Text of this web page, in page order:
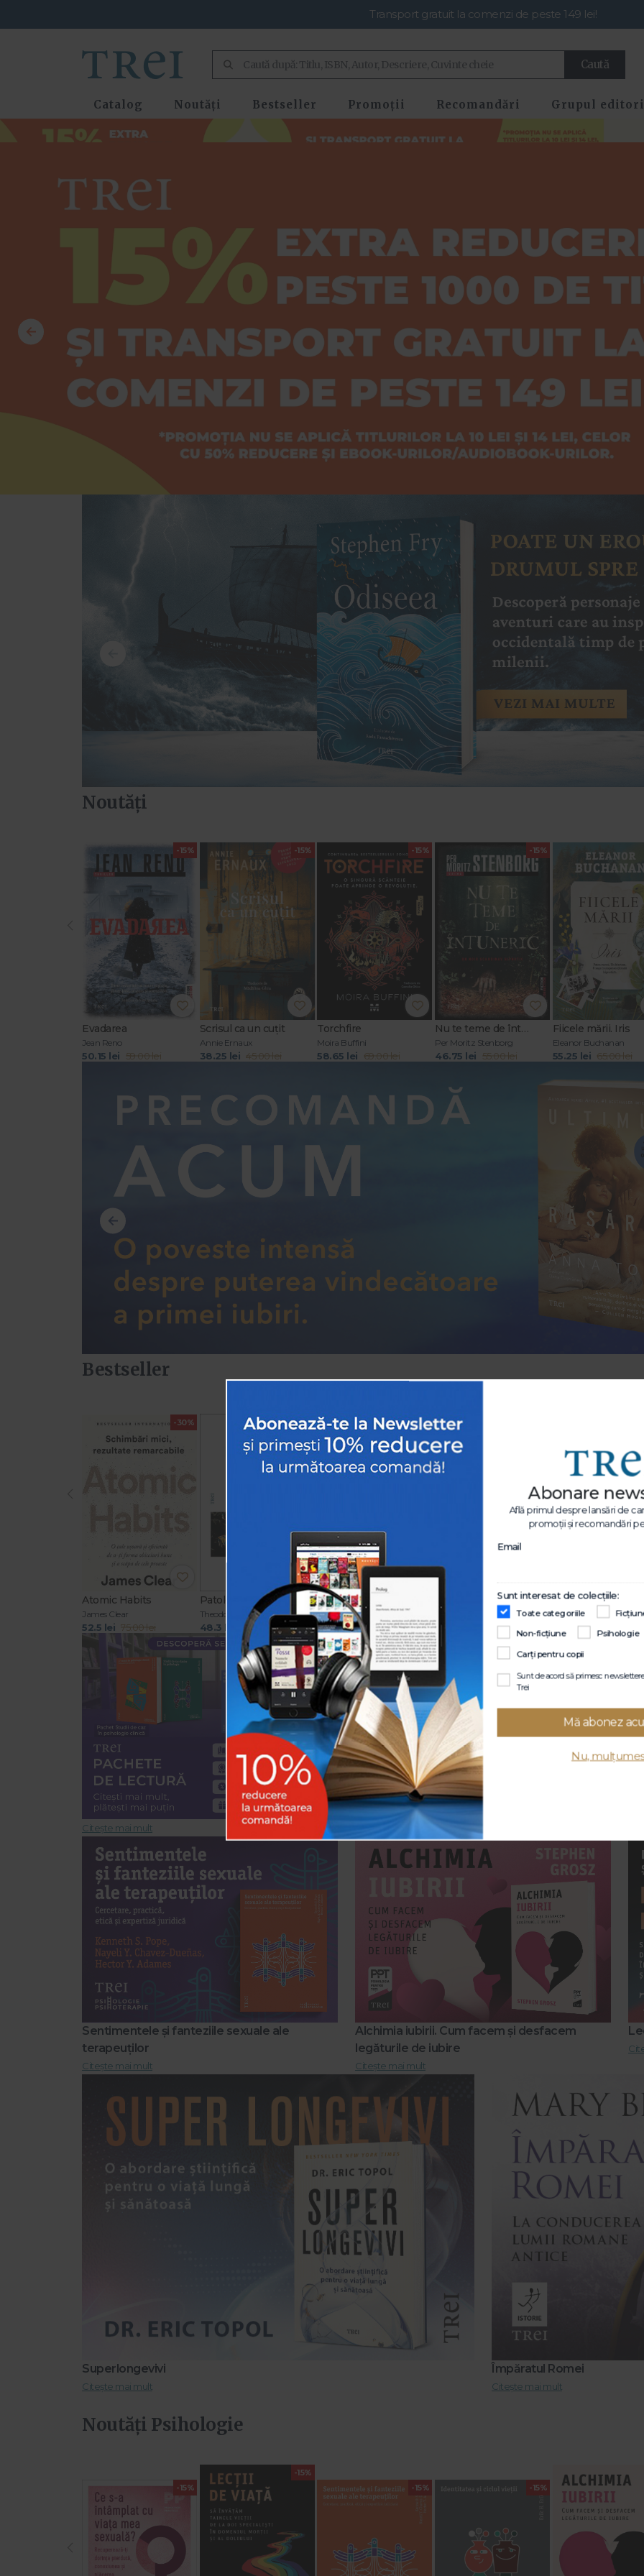
Transport gratuit la comenzi de peste 149 lei!
Caută
Catalog Noutăți Bestseller Promoții Recomandări Grupul
Noutăți
-15%
Evadarea
Jean Reno
50.15 lei 59.00 lei
-15%
Scrisul ca un cuțit
Annie Ernaux
38.25 lei 45.00 lei
-15%
Torchfire
Moira Buffini
58.65 lei 69.00 lei
-15%
Nu te teme de întuneric
Per Moritz Stenborg
46.75 lei 55.00 lei
Fiicele mării. Iris
Eleanor Buchanan
55.25 lei 65.00 lei
Bestseller
-30%
Atomic Habits
James Clear
52.5 lei 75.00 lei
-30%
Patologiile puterii
Theodor Paleologu
48.3 lei 69.00 lei
-30%
Satantango
László Krasznahorkai
41.3 lei 59.00 lei
Acolo unde cântă racii
48.3 lei 69.00 lei
Teoria Let them
Mel Robbins
52.5 lei
Citește mai mult
Sentimentele și fanteziile sexuale ale
terapeuților
Citește mai mult
Alchimia iubirii. Cum facem și desfacem
legăturile de iubire
Citește mai mult
Superlongevivi
Citește mai mult
Împăratul Romei
Citește mai mult
Noutăți Psihologie
-15%
-15%
-15%
-15%
Abonare
Află primul despre lansări de
promoții și recomandări
Email
Sunt interesat de colecțiile:
Toate categoriile
Non-ficțiune Psihologie
Carți pentru copii
Sunt de acord să primesc
Trei
Mă abonez
Nu,